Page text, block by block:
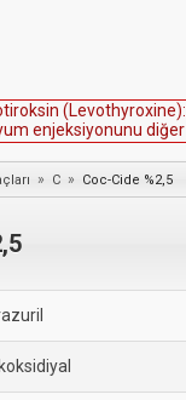
tiroksin (Levothyroxine):
um enjeksiyonunu diğer
rlaKARIŞTIRMAYIN.
» C » Coc-Cide %2,5